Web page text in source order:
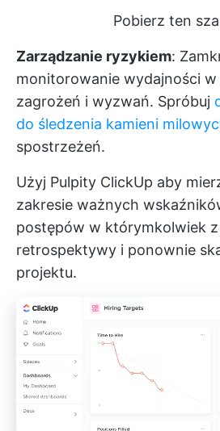
Pobierz ten
Zarządzanie ryzykiem:
monitorowanie wydajności
zagrożeń i wyzwań. Spróbuj
do śledzenia kamieni
spostrzeżeń.
Użyj Pulpity ClickUp aby
zakresie ważnych
postępów w którymkolwiek z
retrospektywy i ponownie
projektu.